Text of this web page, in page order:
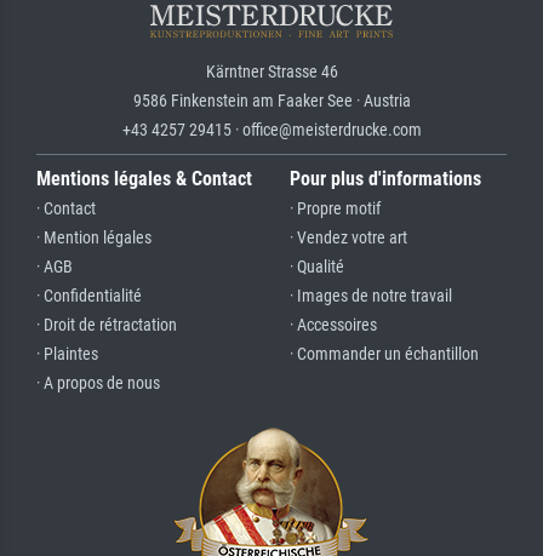
Kärntner Strasse 46
9586 Finkenstein am Faaker See · Austria
+43 4257 29415 · office@meisterdrucke.com
Mentions légales & Contact
· Contact
· Mention légales
· AGB
· Confidentialité
· Droit de rétractation
· Plaintes
· A propos de nous
Pour plus d'informations
· Propre motif
· Vendez votre art
· Qualité
· Images de notre travail
· Accessoires
· Commander un échantillon